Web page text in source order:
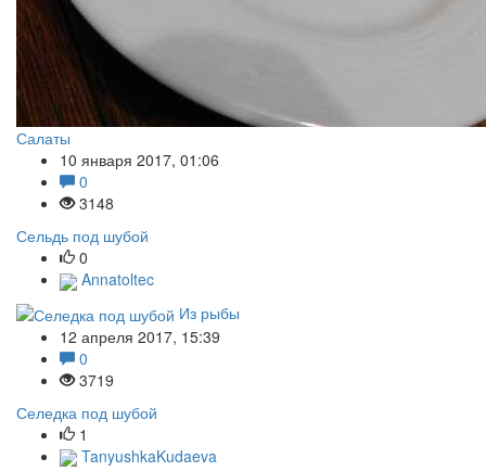
Салаты
10 января 2017, 01:06
0
3148
Сельдь под шубой
0
Annatoltec
Из рыбы
12 апреля 2017, 15:39
0
3719
Селедка под шубой
1
TanyushkaKudaeva